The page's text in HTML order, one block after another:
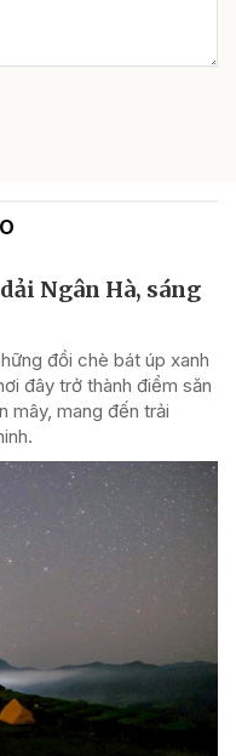
Ngân Hà, sáng
đồi chè bát úp xanh
đây trở thành điểm săn
mây, mang đến trải